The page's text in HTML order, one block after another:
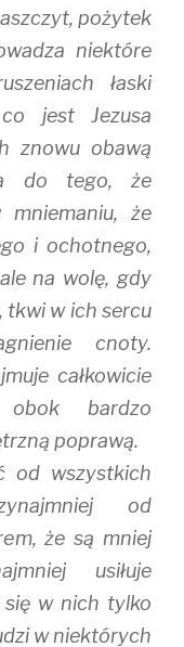
pożytek
niektóre
łaski
jest Jezusa
znowu obawą
do tego, że
mniemaniu, że
i ochotnego,
na wolę, gdy
tkwi w ich sercu
cnoty.
całkowicie
obok bardzo
poprawą.
od wszystkich
od
że są mniej
usiłuje
w nich tylko
w niektórych